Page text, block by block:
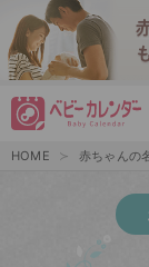
HOME 赤ちゃんの